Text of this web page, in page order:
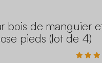
bois de manguier
pieds (lot de 4)